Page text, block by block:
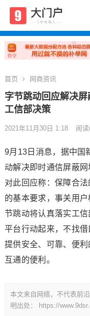
首页 网商资讯
字节跳动回应解决
工信部决策
2021年11月30日 1:18 阅读
9月13日消息，据中国
动解决即时通信屏蔽
对此回应称：保障合
的基本要求，事关用
节跳动将认真落实工
平台行动起来，不找
提供安全、可靠、便
互通的便利。
本文来自网络，不代表前
明出处：
https://